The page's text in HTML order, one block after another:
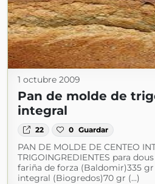
1 octubre 2009
Pan de molde de
integral
22 0 Guardar
PAN DE MOLDE DE CENTEO
TRIGOINGREDIENTES para
fariña de forza (Baldomir)335
integral (Biogredos)70 gr (...)